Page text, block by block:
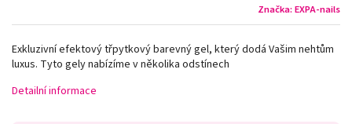
Značka: EXPA-nails
Exkluzivní efektový třpytkový barevný gel, který dodá Vašim nehtům
luxus. Tyto gely nabízíme v několika odstínech
Detailní informace